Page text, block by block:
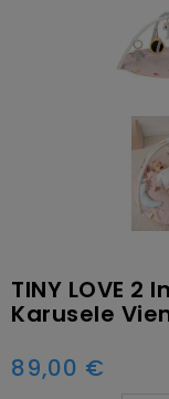
TINY LOVE 2
Karusele
89,00 €